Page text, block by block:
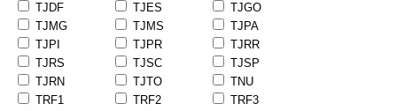
TJDF
TJES
TJGO
TJMG
TJMS
TJPA
TJPI
TJPR
TJRR
TJRS
TJSC
TJSP
TJRN
TJTO
TNU
TRF1
TRF2
TRF3